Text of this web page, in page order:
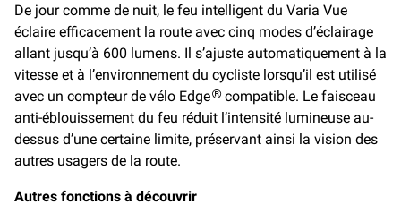
De jour comme de nuit, le feu intelligent du Varia Vue
éclaire efficacement la route avec cinq modes d’éclairage
allant jusqu’à 600 lumens. Il s’ajuste automatiquement à la
vitesse et à l’environnement du cycliste lorsqu’il est utilisé
avec un compteur de vélo Edge® compatible. Le faisceau
anti-éblouissement du feu réduit l’intensité lumineuse au-
dessus d’une certaine limite, préservant ainsi la vision des
autres usagers de la route.
Autres fonctions à découvrir